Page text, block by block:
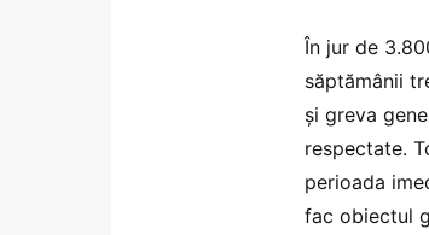
În jur de
săptămânii
şi greva
respectate.
perioada
fac obiectul